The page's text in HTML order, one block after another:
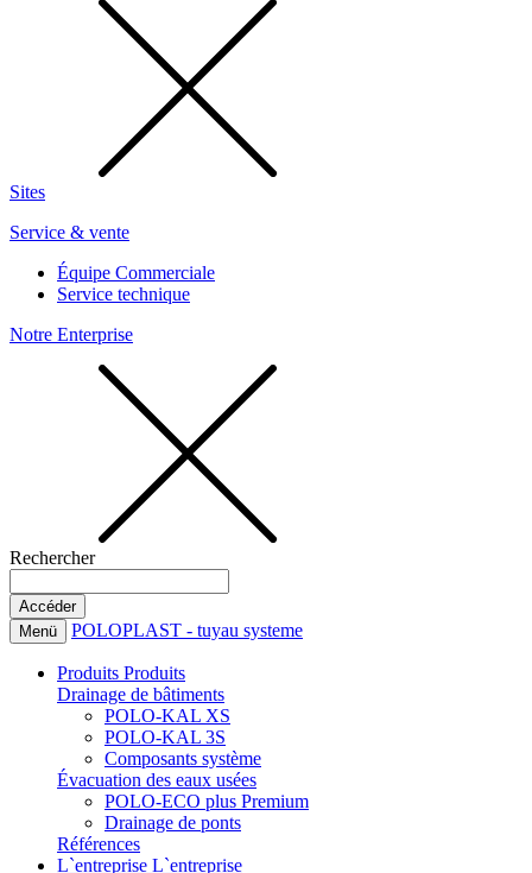
Sites
Service & vente
Équipe Commerciale
Service technique
Notre Enterprise
Rechercher
Menü POLOPLAST - tuyau systeme
Produits Produits
Drainage de bâtiments
POLO-KAL XS
POLO-KAL 3S
Composants système
Évacuation des eaux usées
POLO-ECO plus Premium
Drainage de ponts
Références
L`entreprise L`entreprise